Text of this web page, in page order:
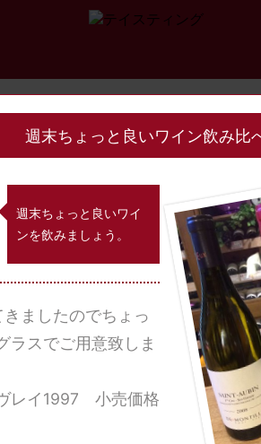
週末ちょっと良いワイン飲み比
週末ちょっと良いワイ
ンを飲みましょう。
ましたのでちょっ
ラスでご用意致しま
レイ1997 小売価格